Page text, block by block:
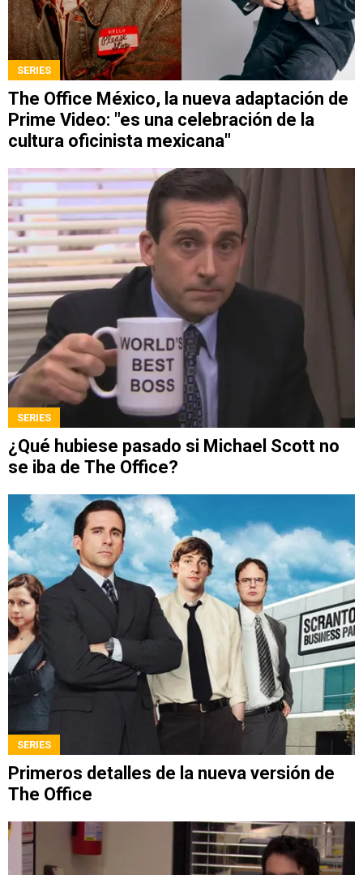
SERIES
The Office México, la nueva adaptación de
Prime Video: "es una celebración de la
cultura oficinista mexicana"
SERIES
¿Qué hubiese pasado si Michael Scott no
se iba de The Office?
SERIES
Primeros detalles de la nueva versión de
The Office